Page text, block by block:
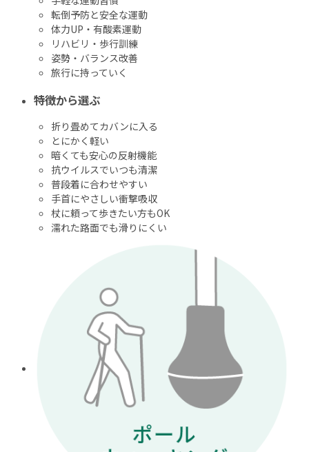
転倒予防と安全な運動
体力UP・有酸素運動
リハビリ・歩行訓練
姿勢・バランス改善
旅行に持っていく
特徴から選ぶ
折り畳めてカバンに入る
とにかく軽い
暗くても安心の反射機能
抗ウイルスでいつも清潔
普段着に合わせやすい
手首にやさしい衝撃吸収
杖に頼って歩きたい方もOK
濡れた路面でも滑りにくい